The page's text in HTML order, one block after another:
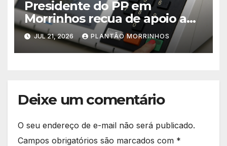
Presidente do PP em
Morrinhos recua de apoio a
Magal e declara aliança com
Terezinha Amaral
JUL 21, 2026 PLANTÃO MORRINHOS
Deixe um comentário
O seu endereço de e-mail não será publicado.
Campos obrigatórios são marcados com *